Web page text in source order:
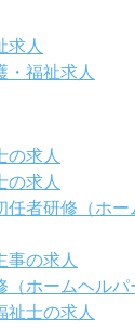
求人
・福祉求人
の求人
の求人
任者研修（ホ
事の求人
（ホームヘルパ
祉士の求人